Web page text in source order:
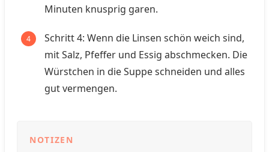
Minuten knusprig garen.
Schritt 4: Wenn die Linsen schön weich sind,
mit Salz, Pfeffer und Essig abschmecken. Die
Würstchen in die Suppe schneiden und alles
gut vermengen.
NOTIZEN